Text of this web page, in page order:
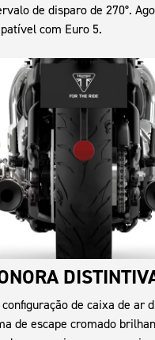
de disparo de 270°.
com Euro 5.
de caixa de ar
de escape cromado